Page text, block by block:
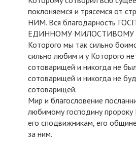
поклоняемся и трясемся от
НИМ. Вся благодарность
ЕДИННОМУ МИЛОСТИВОМУ
Которого мы так сильно
сильно любим и у Которого
сотоварищей и никогда не
сотоварищей и никогда не
сотоварищей.
Мир и благословение
любимому господину
его сподвижникам, его
за ним.